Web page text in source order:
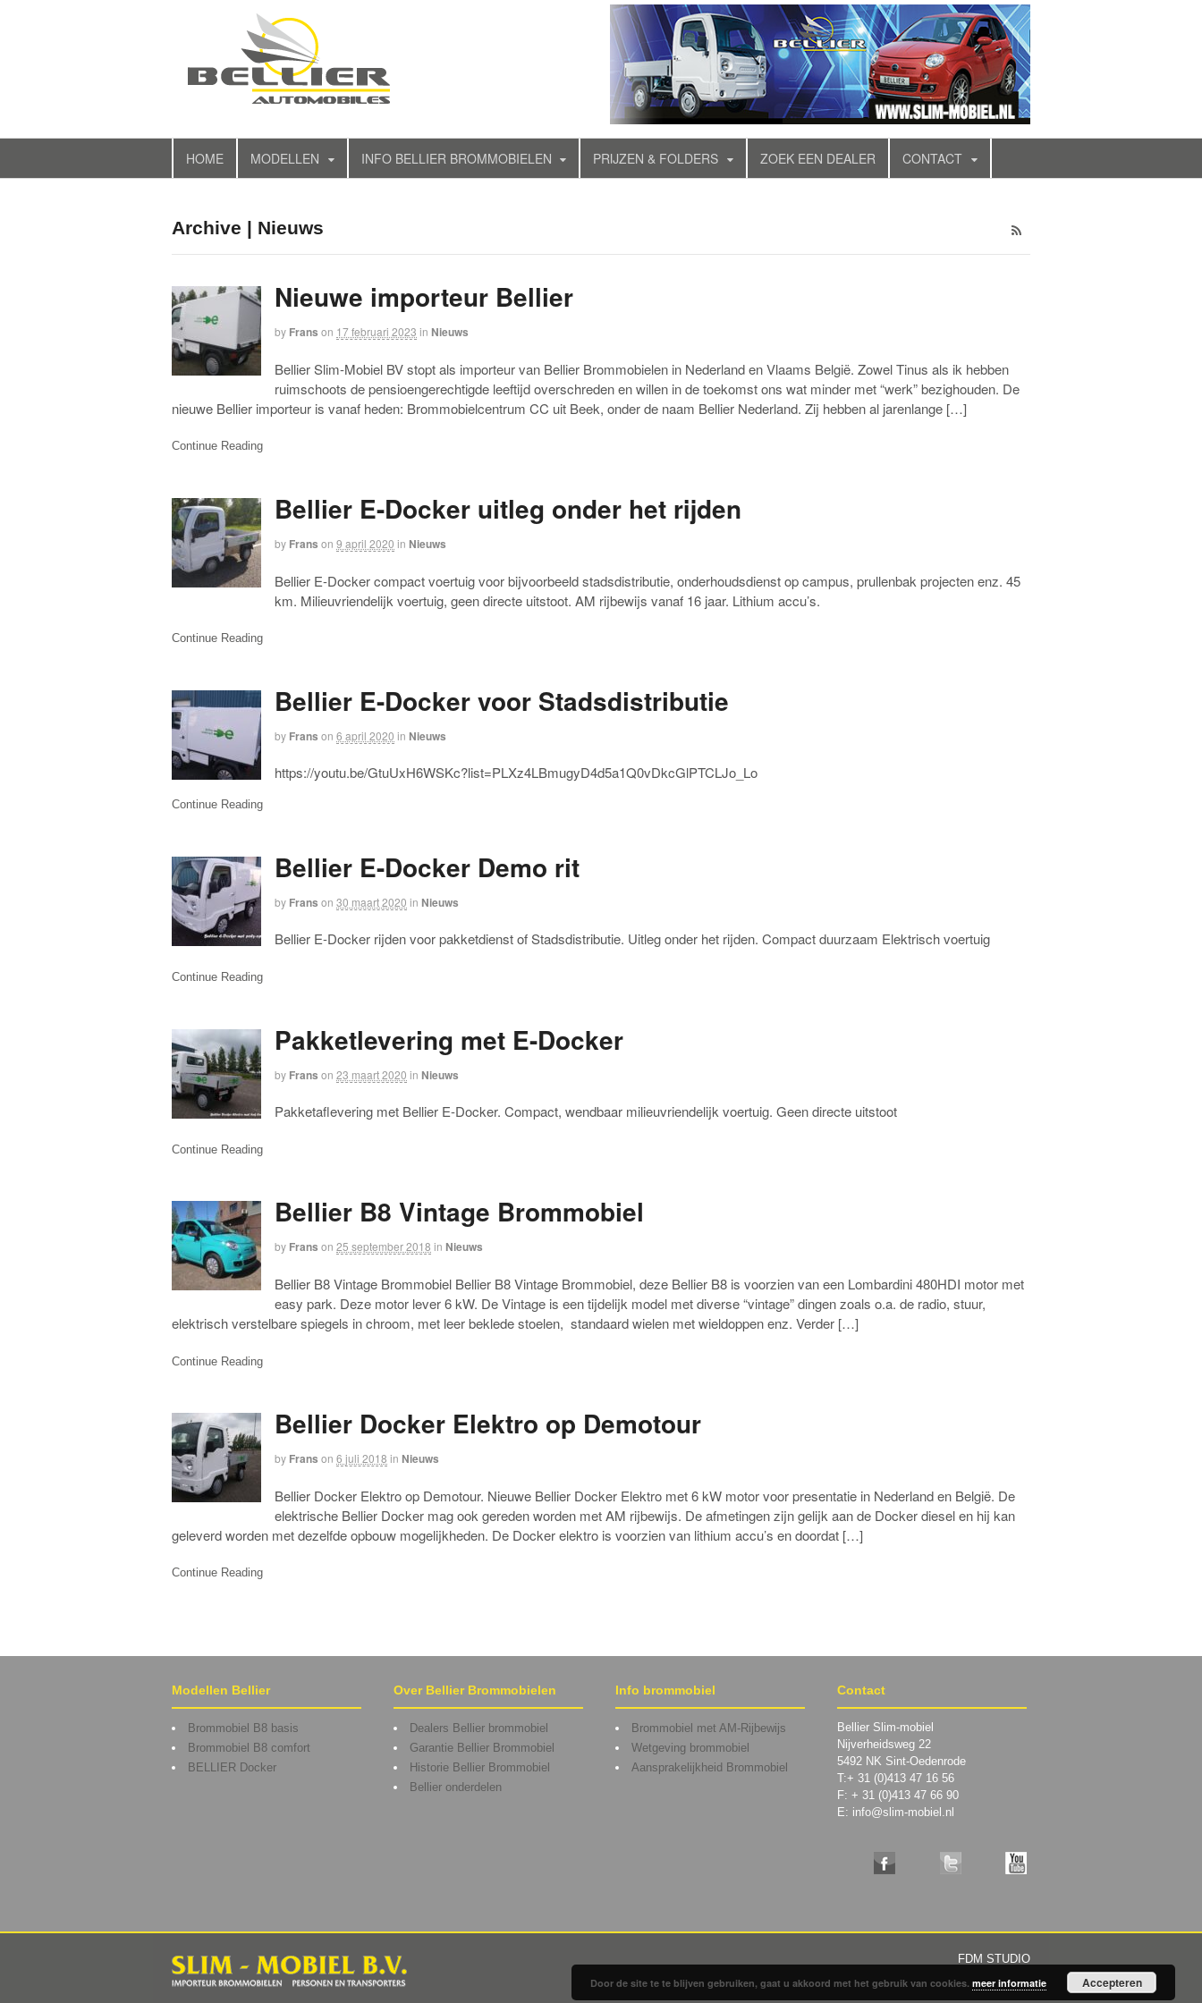
HOME MODELLEN INFO BELLIER BROMMOBIELEN PRIJZEN & FOLDERS ZOEK EEN DEALER CONTACT
Archive | Nieuws
Nieuwe importeur Bellier
by Frans on 17 februari 2023 in Nieuws
Bellier Slim-Mobiel BV stopt als importeur van Bellier Brommobielen in Nederland en Vlaams België. Zowel Tinus als ik hebben
ruimschoots de pensioengerechtigde leeftijd overschreden en willen in de toekomst ons wat minder met “werk” bezighouden. De
nieuwe Bellier importeur is vanaf heden: Brommobielcentrum CC uit Beek, onder de naam Bellier Nederland. Zij hebben al jarenlange […]
Continue Reading
Bellier E-Docker uitleg onder het rijden
by Frans on 9 april 2020 in Nieuws
Bellier E-Docker compact voertuig voor bijvoorbeeld stadsdistributie, onderhoudsdienst op campus, prullenbak projecten enz. 45
km. Milieuvriendelijk voertuig, geen directe uitstoot. AM rijbewijs vanaf 16 jaar. Lithium accu’s.
Continue Reading
Bellier E-Docker voor Stadsdistributie
by Frans on 6 april 2020 in Nieuws
https://youtu.be/GtuUxH6WSKc?list=PLXz4LBmugyD4d5a1Q0vDkcGlPTCLJo_Lo
Continue Reading
Bellier E-Docker Demo rit
by Frans on 30 maart 2020 in Nieuws
Bellier E-Docker rijden voor pakketdienst of Stadsdistributie. Uitleg onder het rijden. Compact duurzaam Elektrisch voertuig
Continue Reading
Pakketlevering met E-Docker
by Frans on 23 maart 2020 in Nieuws
Pakketaflevering met Bellier E-Docker. Compact, wendbaar milieuvriendelijk voertuig. Geen directe uitstoot
Continue Reading
Bellier B8 Vintage Brommobiel
by Frans on 25 september 2018 in Nieuws
Bellier B8 Vintage Brommobiel Bellier B8 Vintage Brommobiel, deze Bellier B8 is voorzien van een Lombardini 480HDI motor met
easy park. Deze motor lever 6 kW. De Vintage is een tijdelijk model met diverse “vintage” dingen zoals o.a. de radio, stuur,
elektrisch verstelbare spiegels in chroom, met leer beklede stoelen, standaard wielen met wieldoppen enz. Verder […]
Continue Reading
Bellier Docker Elektro op Demotour
by Frans on 6 juli 2018 in Nieuws
Bellier Docker Elektro op Demotour. Nieuwe Bellier Docker Elektro met 6 kW motor voor presentatie in Nederland en België. De
elektrische Bellier Docker mag ook gereden worden met AM rijbewijs. De afmetingen zijn gelijk aan de Docker diesel en hij kan
geleverd worden met dezelfde opbouw mogelijkheden. De Docker elektro is voorzien van lithium accu’s en doordat […]
Continue Reading
Modellen Bellier
Brommobiel B8 basis
Brommobiel B8 comfort
BELLIER Docker
Over Bellier Brommobielen
Dealers Bellier brommobiel
Garantie Bellier Brommobiel
Historie Bellier Brommobiel
Bellier onderdelen
Info brommobiel
Brommobiel met AM-Rijbewijs
Wetgeving brommobiel
Aansprakelijkheid Brommobiel
Contact
Bellier Slim-mobiel
Nijverheidsweg 22
5492 NK Sint-Oedenrode
T:+ 31 (0)413 47 16 56
F: + 31 (0)413 47 66 90
E: info@slim-mobiel.nl
FDM STUDIO
Door de site te te blijven gebruiken, gaat u akkoord met het gebruik van cookies. meer informatie Accepteren